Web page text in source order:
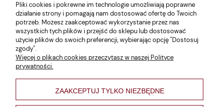
Dane firmy
Jak szukać?
Polityka prywatności
Regulamin
Poltyka cookies
varsaviana
Pliki cookies i pokrewne im technologie umożliwiają poprawne
działanie strony i pomagają nam dostosować ofertę do Twoich
potrzeb. Możesz zaakceptować wykorzystanie przez nas
wszystkich tych plików i przejść do sklepu lub dostosować
użycie plików do swoich preferencji, wybierając opcję "Dostosuj
zgody".
Więcej o plikach cookies przeczytasz w naszej Polityce
prywatności.
ZAAKCEPTUJ TYLKO NIEZBĘDNE